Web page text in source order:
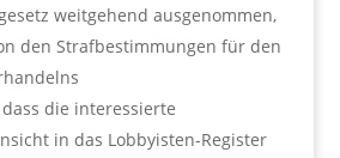
weitgehend ausgenommen,
den Strafbestimmungen für den
die interessierte
in das Lobbyisten-Register